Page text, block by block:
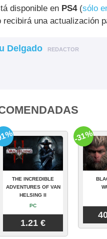
disponible en PS4(sólo
recibirá una actualización
Delgado REDACTOR
THE INCREDIBLE
ADVENTURES OF VAN
HELSING II
PC
1.21 €
-31%